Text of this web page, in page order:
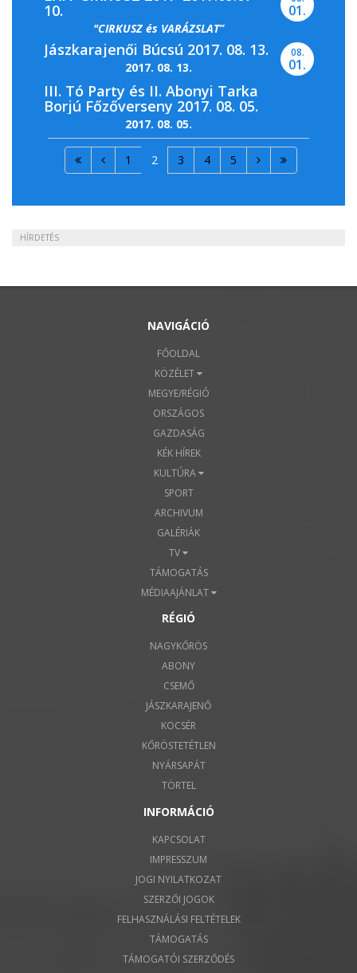
10.
"CIRKUSZ és VARÁZSLAT”
01.
Jászkarajenői Búcsú 2017. 08. 13.
2017. 08. 13.
08.
01.
III. Tó Party és II. Abonyi Tarka
Borjú Főzőverseny 2017. 08. 05.
2017. 08. 05.
1 2 3 4 5
HÍRDETÉS
NAVIGÁCIÓ
FŐOLDAL
KÖZÉLET
MEGYE/RÉGIÓ
ORSZÁGOS
GAZDASÁG
KÉK HÍREK
KULTÚRA
SPORT
ARCHIVUM
GALÉRIÁK
TV
TÁMOGATÁS
MÉDIAAJÁNLAT
RÉGIÓ
NAGYKŐRÖS
ABONY
CSEMŐ
JÁSZKARAJENŐ
KOCSÉR
KŐRÖSTETÉTLEN
NYÁRSAPÁT
TÖRTEL
INFORMÁCIÓ
KAPCSOLAT
IMPRESSZUM
JOGI NYILATKOZAT
SZERZŐI JOGOK
FELHASZNÁLÁSI FELTÉTELEK
TÁMOGATÁS
TÁMOGATÓI SZERZŐDÉS